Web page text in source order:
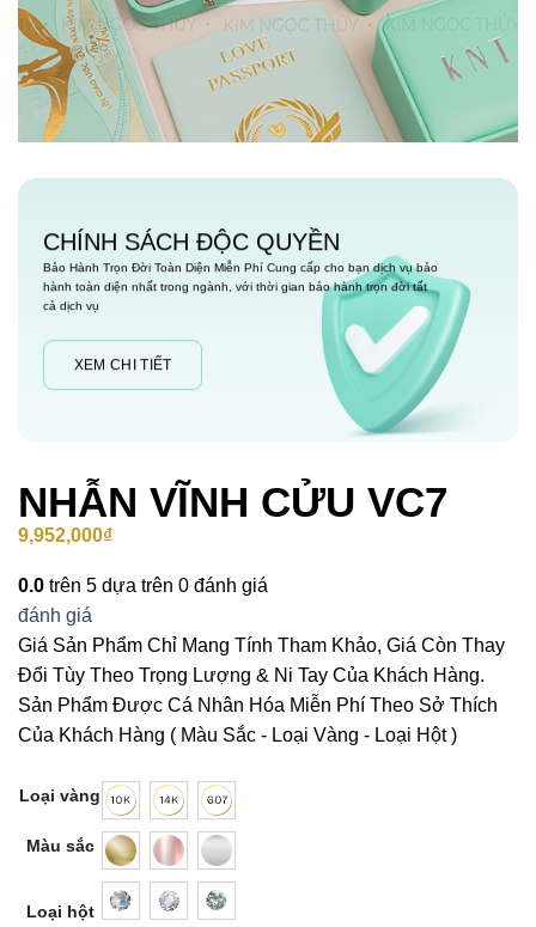
CHÍNH SÁCH ĐỘC QUYỀN
Bảo Hành Trọn Đời Toàn Diện Miễn Phí Cung cấp cho bạn dịch vụ bảo
hành toàn diện nhất trong ngành, với thời gian bảo hành trọn đời tất
cả dịch vụ
XEM CHI TIẾT
NHẪN VĨNH CỬU VC7
9,952,000₫
0.0 trên 5 dựa trên 0 đánh giá
đánh giá
Giá Sản Phẩm Chỉ Mang Tính Tham Khảo, Giá Còn Thay
Đổi Tùy Theo Trọng Lượng & Ni Tay Của Khách Hàng.
Sản Phẩm Được Cá Nhân Hóa Miễn Phí Theo Sở Thích
Của Khách Hàng ( Màu Sắc - Loại Vàng - Loại Hột )
Loại vàng
Màu sắc
Loại hột